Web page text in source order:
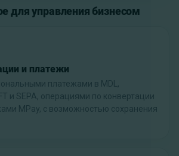
для управления бизнесом
и платежи
платежами в MDL,
и SEPA, операциями по конвертации
MPay, с возможностью сохранения